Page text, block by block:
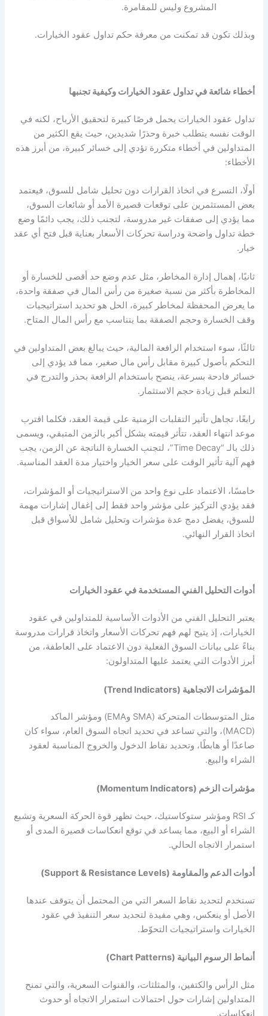
المشروع وليس للمقامرة.
وبذلك تكون قد تمكنت من معرفة حكم تداول عقود الخيارات.
أخطاء شائعة في تداول عقود الخيارات وكيفية تجنبها
تداول عقود الخيارات يحمل فرصًا كبيرة لتحقيق الأرباح، لكنه في
الوقت نفسه يتطلب خبرة وحذرًا شديدين، حيث يقع الكثير من
المتداولين في أخطاء متكررة تؤدي إلى خسائر كبيرة، من أبرز هذه
الأخطاء:
أولًا، التسرع في اتخاذ القرارات دون تحليل شامل للسوق، فيعتمد
بعض المستثمرين على توقعات قصيرة الأمد أو شائعات السوق،
مما يؤدي إلى صفقات غير مدروسة، لتجنب ذلك، يجب دائمًا وضع
خطة تداول واضحة ودراسة تحركات الأسعار بعناية قبل فتح أي عقد
خيار.
ثانيًا، إهمال إدارة المخاطر، مثل عدم وضع حد أقصى للخسارة أو
المخاطرة بأكثر من نسبة صغيرة من رأس المال في صفقة واحدة،
ما يعرض المحفظة لمخاطر كبيرة، الحل هو تحديد استراتيجيات
وقف الخسارة وحجم الصفقة بما يتناسب مع رأس المال المتاح.
ثالثًا، سوء استخدام الرافعة المالية، حيث يبالغ بعض المتداولين في
التحكم بأصول كبيرة مقابل رأس مال صغير، مما قد يؤدي إلى
خسائر فادحة بسرعة، ينصح باستخدام الرافعة بحذر والتدرج في
التعلم قبل زيادة حجم الاستثمار.
رابعًا، تجاهل تأثير التقلبات الزمنية على قيمة العقد، فكلما اقترب
موعد انتهاء العقد، تتأثر قيمته بشكل أكبر بالزمن المتبقي، ويسمى
ذلك بالـ “Time Decay”، لتجنب الخسارة الناتجة عن الزمن، يجب
فهم آلية تأثير الوقت على سعر الخيار واختيار مدة العقد المناسبة.
خامسًا، الاعتماد على نوع واحد من الاستراتيجيات أو المؤشرات،
فقد يؤدي التركيز على مؤشر واحد فقط إلى إغفال إشارات مهمة
للسوق، يفضل دمج عدة مؤشرات وتحليل شامل للأسواق قبل
اتخاذ القرار النهائي.
أدوات التحليل الفني المستخدمة في عقود الخيارات
يعتبر التحليل الفني من الأدوات الأساسية للمتداولين في عقود
الخيارات، إذ يتيح لهم فهم تحركات الأسعار واتخاذ قرارات مدروسة
بناءً على بيانات السوق الفعلية دون الاعتماد على العاطفة، من
أبرز الأدوات التي يعتمد عليها المتداولون:
المؤشرات الاتجاهية (Trend Indicators)
مثل المتوسطات المتحركة (SMA وEMA) ومؤشر الماكد
(MACD)، والتي تساعد في تحديد اتجاه السوق العام، سواء كان
صاعدًا أو هابطًا، وتحديد نقاط الدخول والخروج المناسبة لعقود
الشراء والبيع.
مؤشرات الزخم (Momentum Indicators)
كـ RSI ومؤشر ستوكاستيك، حيث تظهر قوة الحركة السعرية وتشبع
الشراء أو البيع، مما يساعد في توقع انعكاسات قصيرة المدى أو
استمرار الاتجاه الحالي.
أدوات الدعم والمقاومة (Support & Resistance Levels)
تستخدم لتحديد نقاط السعر التي من المحتمل أن يتوقف عندها
الأصل أو ينعكس، وهي مفيدة لتحديد سعر التنفيذ في عقود
الخيارات واستراتيجيات التحوّط.
أنماط الرسوم البيانية (Chart Patterns)
مثل الرأس والكتفين، والمثلثات، والقنوات السعرية، والتي تمنح
المتداولين إشارات حول احتمالات استمرار الاتجاه أو حدوث
انعكاسات.